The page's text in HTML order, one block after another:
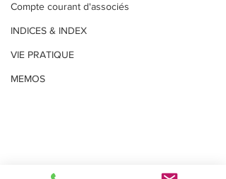
Compte courant d'associés
INDICES & INDEX
VIE PRATIQUE
MEMOS